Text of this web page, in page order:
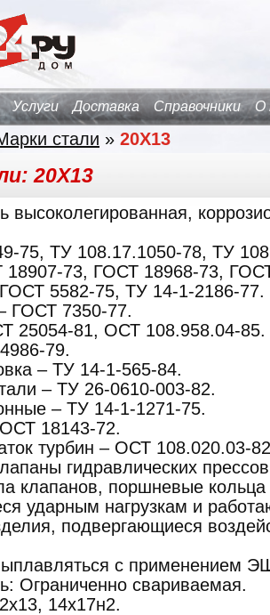
Услуги Доставка Справочники О
стали » 20Х13
20Х13
75, ТУ 108.17.1050-78, ТУ
18907-73, ГОСТ 18968-73,
5582-75, ТУ 14-1-2186-77.
ГОСТ 7350-77.
25054-81, ОСТ 108.958.04-85.
79.
– ТУ 14-1-565-84.
– ТУ 26-0610-003-82.
– ТУ 14-1-1271-75.
18143-72.
турбин – ОСТ 108.020.03-
гидравлических
клапанов, поршневые кольца
ударным нагрузкам и
подвергающиеся
с применением
Ограниченно свариваемая.
14х17н2.